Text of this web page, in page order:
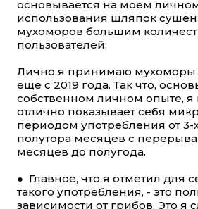
основывается на моем
использования шляпок
мухоморов большим
пользователей.
Лично я принимаю мухоморы
еще с 2019 года. Так что,
собственном личном опыте, я
отлично показывает себя
периодом употребления от 3-
полутора месяцев с
месяцев до полугода.
● Главное, что я отметил для
такого употребления, - это
зависимости от грибов. Это я